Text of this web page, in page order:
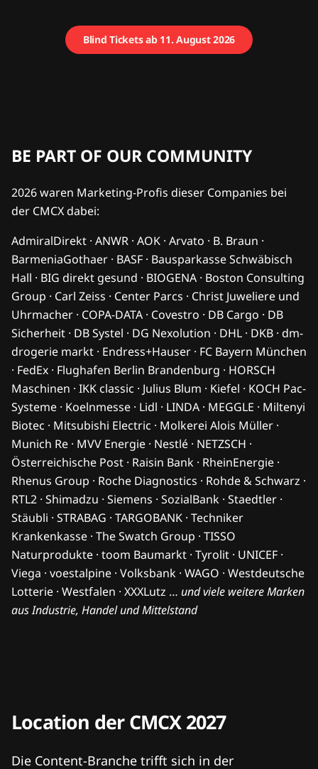
Blind Tickets ab 11. August 2026
BE PART OF OUR COMMUNITY
2026 waren Marketing-Profis dieser Companies bei
der CMCX dabei:
AdmiralDirekt · ANWR · AOK · Arvato · B. Braun ·
BarmeniaGothaer · BASF · Bausparkasse Schwäbisch
Hall · BIG direkt gesund · BIOGENA · Boston Consulting
Group · Carl Zeiss · Center Parcs · Christ Juweliere und
Uhrmacher · COPA-DATA · Covestro · DB Cargo · DB
Sicherheit · DB Systel · DG Nexolution · DHL · DKB · dm-
drogerie markt · Endress+Hauser · FC Bayern München
· FedEx · Flughafen Berlin Brandenburg · HORSCH
Maschinen · IKK classic · Julius Blum · Kiefel · KOCH Pac-
Systeme · Koelnmesse · Lidl · LINDA · MEGGLE · Miltenyi
Biotec · Mitsubishi Electric · Molkerei Alois Müller ·
Munich Re · MVV Energie · Nestlé · NETZSCH ·
Österreichische Post · Raisin Bank · RheinEnergie ·
Rhenus Group · Roche Diagnostics · Rohde & Schwarz ·
RTL2 · Shimadzu · Siemens · SozialBank · Staedtler ·
Stäubli · STRABAG · TARGOBANK · Techniker
Krankenkasse · The Swatch Group · TISSO
Naturprodukte · toom Baumarkt · Tyrolit · UNICEF ·
Viega · voestalpine · Volksbank · WAGO · Westdeutsche
Lotterie · Westfalen · XXXLutz … und viele weitere Marken
aus Industrie, Handel und Mittelstand
Location der CMCX 2027
Die Content-Branche trifft sich in der